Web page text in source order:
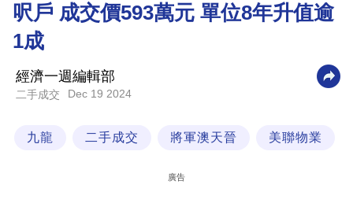
商
科
技
場
呎戶 成交價593萬元 單位8年升值逾
1成
經濟一週編輯部
二手成交 Dec 19 2024
九龍 二手成交 將軍澳天晉 美聯物業
廣告